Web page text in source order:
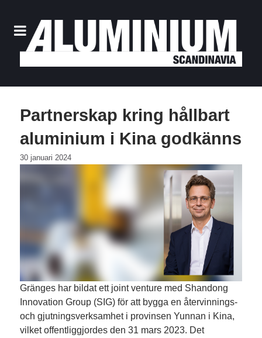
Partnerskap kring hållbart
aluminium i Kina godkänns
30 januari 2024
Gränges har bildat ett joint venture med Shandong
Innovation Group (SIG) för att bygga en återvinnings-
och gjutningsverksamhet i provinsen Yunnan i Kina,
vilket offentliggjordes den 31 mars 2023. Det